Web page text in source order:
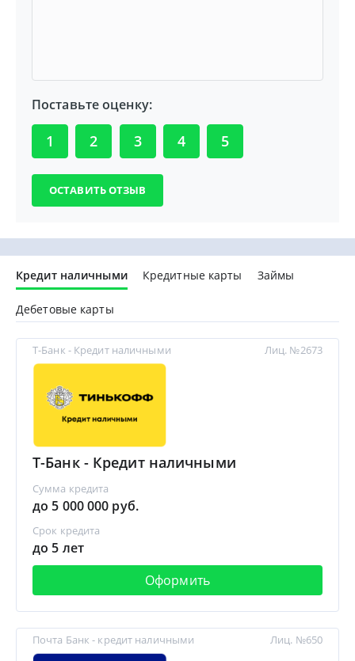
Поставьте оценку:
1 2 3 4 5
Кредит наличными Кредитные карты Займы
Дебетовые карты
Т-Банк - Кредит наличными
Т-Банк - Кредит наличными
Сумма кредита
до 5 000 000 руб.
Срок кредита
до 5 лет
Оформить
Лиц. №2673
Почта Банк - кредит наличными Лиц. №650